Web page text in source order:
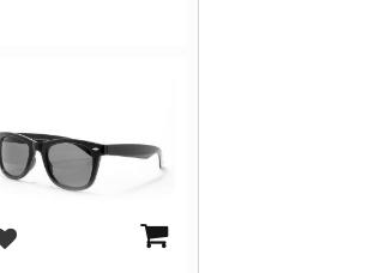
Add to favorites